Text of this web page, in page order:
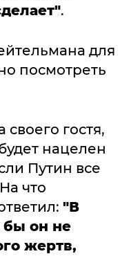
.
для
посмотреть
гостя,
нацелен
Путин все
что
"В
бы он не
жертв,